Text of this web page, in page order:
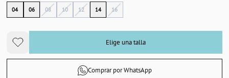
04 06 08 10 12 14 16
Elige una talla
Comprar por WhatsApp